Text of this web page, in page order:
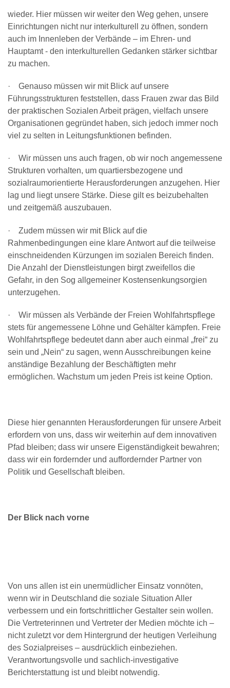
wieder. Hier müssen wir weiter den Weg gehen, unsere
Einrichtungen nicht nur interkulturell zu öffnen, sondern
auch im Innenleben der Verbände – im Ehren- und
Hauptamt - den interkulturellen Gedanken stärker sichtbar
zu machen.
· Genauso müssen wir mit Blick auf unsere
Führungsstrukturen feststellen, dass Frauen zwar das Bild
der praktischen Sozialen Arbeit prägen, vielfach unsere
Organisationen gegründet haben, sich jedoch immer noch
viel zu selten in Leitungsfunktionen befinden.
· Wir müssen uns auch fragen, ob wir noch angemessene
Strukturen vorhalten, um quartiersbezogene und
sozialraumorientierte Herausforderungen anzugehen. Hier
lag und liegt unsere Stärke. Diese gilt es beizubehalten
und zeitgemäß auszubauen.
· Zudem müssen wir mit Blick auf die
Rahmenbedingungen eine klare Antwort auf die teilweise
einschneidenden Kürzungen im sozialen Bereich finden.
Die Anzahl der Dienstleistungen birgt zweifellos die
Gefahr, in den Sog allgemeiner Kostensenkungsorgien
unterzugehen.
· Wir müssen als Verbände der Freien Wohlfahrtspflege
stets für angemessene Löhne und Gehälter kämpfen. Freie
Wohlfahrtspflege bedeutet dann aber auch einmal „frei“ zu
sein und „Nein“ zu sagen, wenn Ausschreibungen keine
anständige Bezahlung der Beschäftigten mehr
ermöglichen. Wachstum um jeden Preis ist keine Option.
Diese hier genannten Herausforderungen für unsere Arbeit
erfordern von uns, dass wir weiterhin auf dem innovativen
Pfad bleiben; dass wir unsere Eigenständigkeit bewahren;
dass wir ein fordernder und auffordernder Partner von
Politik und Gesellschaft bleiben.
Der Blick nach vorne
Von uns allen ist ein unermüdlicher Einsatz vonnöten,
wenn wir in Deutschland die soziale Situation Aller
verbessern und ein fortschrittlicher Gestalter sein wollen.
Die Vertreterinnen und Vertreter der Medien möchte ich –
nicht zuletzt vor dem Hintergrund der heutigen Verleihung
des Sozialpreises – ausdrücklich einbeziehen.
Verantwortungsvolle und sachlich-investigative
Berichterstattung ist und bleibt notwendig.